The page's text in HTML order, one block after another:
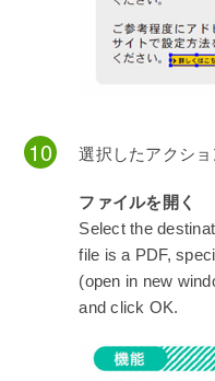
選択したアクショ
ファイルを開く
Select the
file is a PDF,
(open in new
and click OK.